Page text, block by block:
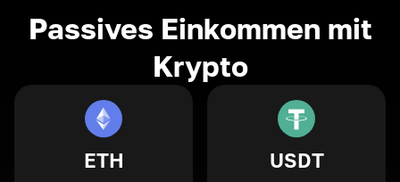
Passives Einkommen mit
Krypto
ETH USDT